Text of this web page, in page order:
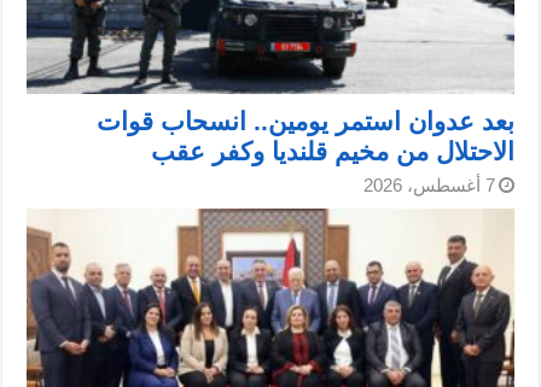
بعد عدوان استمر يومين.. انسحاب قوات
الاحتلال من مخيم قلنديا وكفر عقب
7 أغسطس، 2026